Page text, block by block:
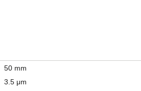
50 mm
3.5 μm